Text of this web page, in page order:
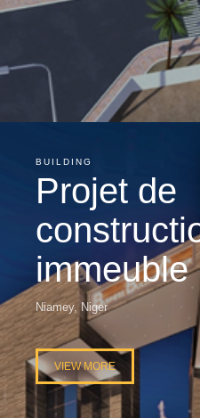
BUILDING
Projet de
immeuble
Niamey, Niger
VIEW MORE